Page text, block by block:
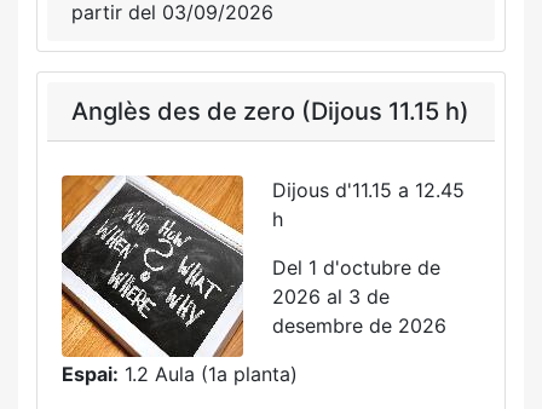
partir del 03/09/2026
Anglès des de zero (Dijous 11.15 h)
Dijous d'11.15 a 12.45
h
Del 1 d'octubre de
2026 al 3 de
desembre de 2026
Espai: 1.2 Aula (1a planta)